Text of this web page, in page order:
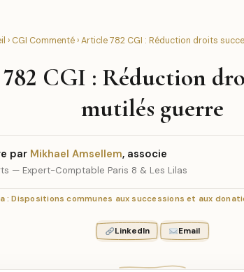
› CGI Commenté› Article 782 CGI : Réduction droits
CGI : Réduction
mutilés guerre
par Mikhael Amsellem, associe
— Expert-Comptable Paris 8 & Les Lilas
a : Dispositions communes aux successions et aux
LinkedIn Email